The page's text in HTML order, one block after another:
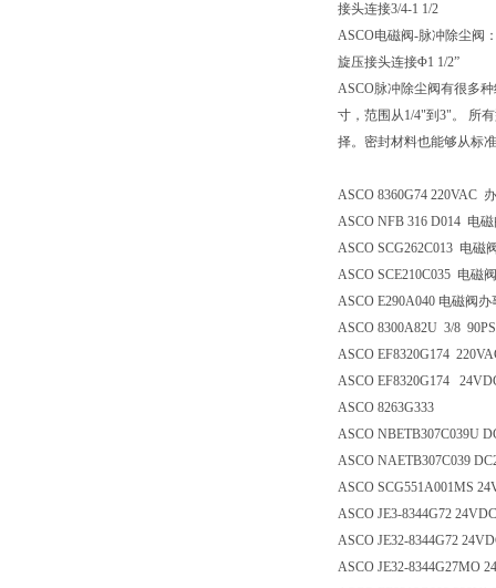
接头连接3/4-1 1/2
ASCO电磁阀-脉冲除尘阀
旋压接头连接Φ1 1/2”
ASCO脉冲除尘阀有很多
寸，范围从1/4"到3"。 所
择。密封材料也能够从标
ASCO 8360G74 220VAC
ASCO NFB 316 D014 电
ASCO SCG262C013 电磁
ASCO SCE210C035 电磁
ASCO E290A040 电磁阀办
ASCO 8300A82U 3/8
ASCO EF8320G174
ASCO EF8320G174
ASCO 8263G333
ASCO NBETB307C039U
ASCO NAETB307C039
ASCO SCG551A001MS
ASCO JE3-8344G72
ASCO JE32-8344G72
ASCO JE32-8344G27MO